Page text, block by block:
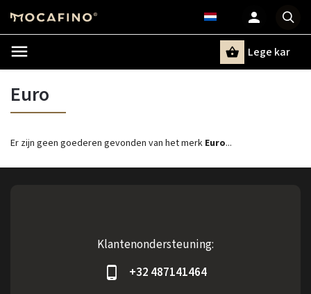
Lege kar
Euro
Er zijn geen goederen gevonden van het merk Euro...
Klantenondersteuning:
+32 487141464